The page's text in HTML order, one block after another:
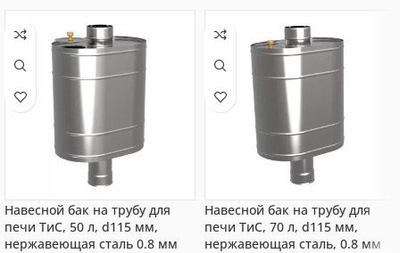
Навесной бак на трубу для
печи ТиС, 50 л, d115 мм,
нержавеющая сталь 0.8 мм
Навесной бак на трубу для
печи ТиС, 70 л, d115 мм,
нержавеющая сталь, 0.8 мм